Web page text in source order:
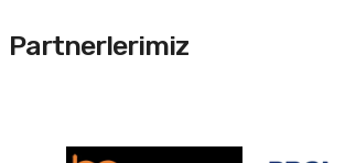
Partnerlerimiz